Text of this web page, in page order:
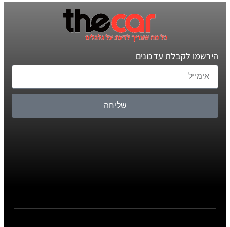
הירשמו לקבלת עדכונים
שליחה